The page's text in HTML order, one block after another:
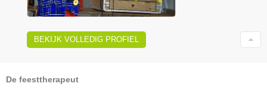
BEKIJK VOLLEDIG PROFIEL
De feesttherapeut